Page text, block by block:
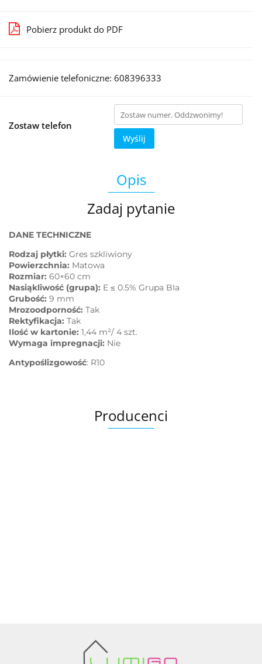
Pobierz produkt do PDF
Zamówienie telefoniczne: 608396333
Zostaw telefon
Wyślij
Opis
Zadaj pytanie
DANE TECHNICZNE
Rodzaj płytki: Gres szkliwiony
Powierzchnia: Matowa
Rozmiar: 60×60 cm
Nasiąkliwość (grupa): E ≤ 0.5% Grupa BIa
Grubość: 9 mm
Mrozoodporność: Tak
Rektyfikacja: Tak
Ilość w kartonie: 1,44 m²/ 4 szt.
Wymaga impregnacji: Nie
Antypoślizgowość: R10
Producenci